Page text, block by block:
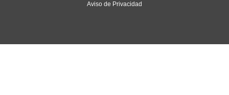
Aviso de Privacidad